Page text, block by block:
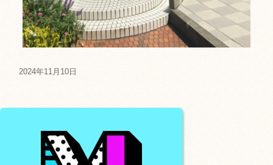
2024年11月10日